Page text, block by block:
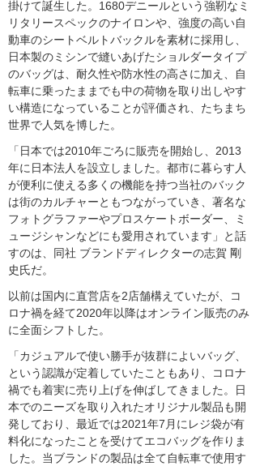
掛けて誕生した。1680デニールという強靭なミ
リタリースペックのナイロンや、強度の高い自
動車のシートベルトバックルを素材に採用し、
日本製のミシンで縫いあげたショルダータイプ
のバッグは、耐久性や防水性の高さに加え、自
転車に乗ったままでも中の荷物を取り出しやす
い構造になっていることが評価され、たちまち
世界で人気を博した。
「日本では2010年ごろに販売を開始し、2013
年に日本法人を設立しました。都市に暮らす人
が便利に使える多くの機能を持つ当社のバック
は街のカルチャーともつながっていき、著名な
フォトグラファーやプロスケートボーダー、ミ
ュージシャンなどにも愛用されています」と話
すのは、同社 ブランドディレクターの志賀 剛
史氏だ。
以前は国内に直営店を2店舗構えていたが、コ
ロナ禍を経て2020年以降はオンライン販売のみ
に全面シフトした。
「カジュアルで使い勝手が抜群によいバッグ、
という認識が定着していたこともあり、コロナ
禍でも着実に売り上げを伸ばしてきました。日
本でのニーズを取り入れたオリジナル製品も開
発しており、最近では2021年7月にレジ袋が有
料化になったことを受けてエコバッグを作りま
した。当ブランドの製品は全て自転車で使用す